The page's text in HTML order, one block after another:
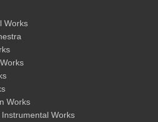
Works
Works
Works